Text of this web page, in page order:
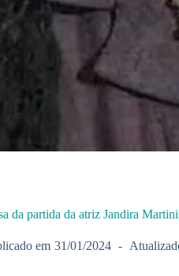
da partida da atriz Jandira Martini
em 31/01/2024